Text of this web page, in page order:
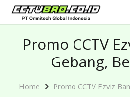
Promo CCTV
Gebang,
Home
Promo CCTV Ezviz